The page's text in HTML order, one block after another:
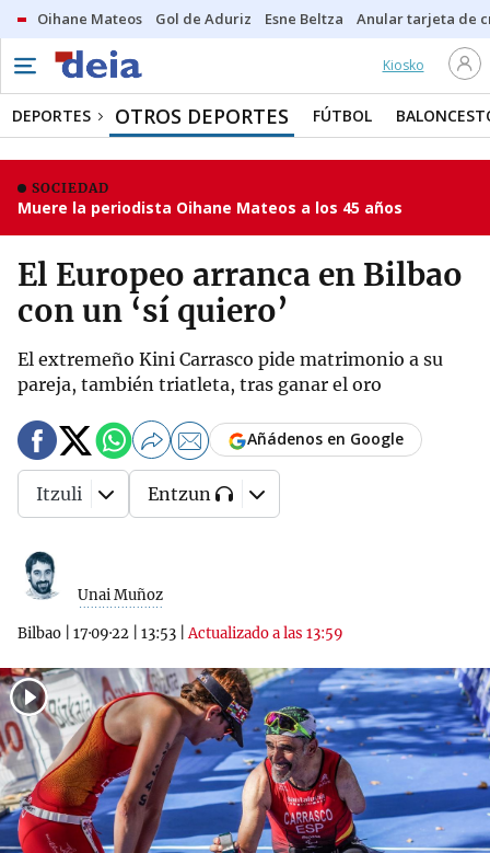
Oihane Mateos Gol de Aduriz Esne Beltza Anular tarjeta de
Kiosko
DEPORTES OTROS DEPORTES FÚTBOL
SOCIEDAD
Muere la periodista Oihane Mateos a los 45 años
El Europeo arranca en Bilbao
con un ‘sí quiero’
El extremeño Kini Carrasco pide matrimonio a su
pareja, también triatleta, tras ganar el oro
Unai Muñoz
Bilbao 17·09·22 13:53 |Actualizado a las 13:59
Añádenos en Google
Itzuli Entzun